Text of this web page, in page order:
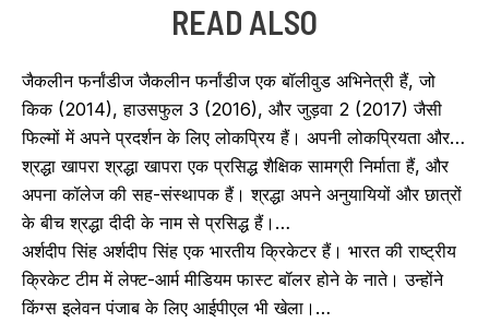
READ ALSO
जैकलीन फर्नांडीज जैकलीन फर्नांडीज एक बॉलीवुड अभिनेत्री हैं, जो
किक (2014), हाउसफुल 3 (2016), और जुड़वा 2 (2017) जैसी
फिल्मों में अपने प्रदर्शन के लिए लोकप्रिय हैं। अपनी लोकप्रियता और…
श्रद्धा खापरा श्रद्धा खापरा एक प्रसिद्ध शैक्षिक सामग्री निर्माता हैं, और
अपना कॉलेज की सह-संस्थापक हैं। श्रद्धा अपने अनुयायियों और छात्रों
के बीच श्रद्धा दीदी के नाम से प्रसिद्ध हैं।…
अर्शदीप सिंह अर्शदीप सिंह एक भारतीय क्रिकेटर हैं। भारत की राष्ट्रीय
क्रिकेट टीम में लेफ्ट-आर्म मीडियम फास्ट बॉलर होने के नाते। उन्होंने
किंग्स इलेवन पंजाब के लिए आईपीएल भी खेला।…